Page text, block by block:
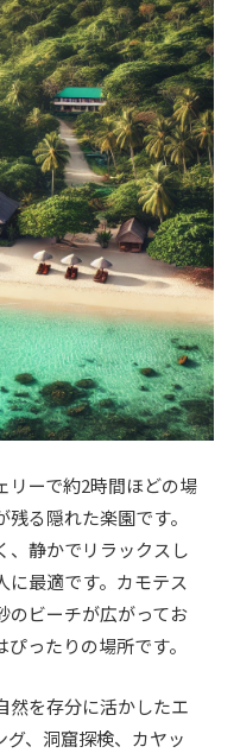
リーで約2時間ほどの場
る隠れた楽園です。
、静かでリラックスし
に最適です。カモテス
のビーチが広がってお
ったりの場所です。
然を存分に活かしたエ
、洞窟探検、カヤッ